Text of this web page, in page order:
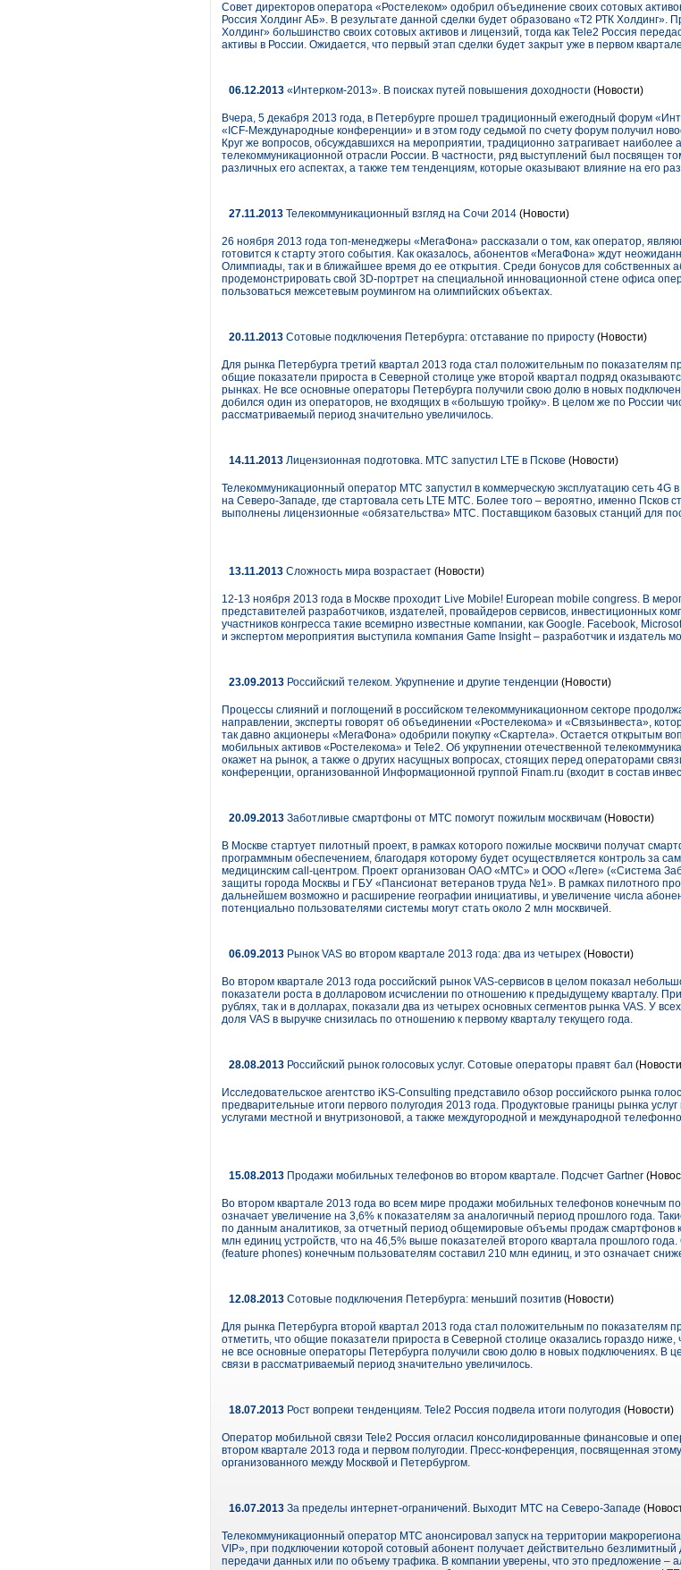
Совет директоров оператора «Ростелеком» одобрил объединение своих сотовых
Россия Холдинг АБ». В результате данной сделки будет образовано «Т2 РТК Холдинг».
Холдинг» большинство своих сотовых активов и лицензий, тогда как Tele2 Россия
активы в России. Ожидается, что первый этап сделки будет закрыт уже в первом
06.12.2013 «Интерком-2013». В поисках путей повышения доходности (Новости)
Вчера, 5 декабря 2013 года, в Петербурге прошел традиционный ежегодный форум
«ICF-Международные конференции» и в этом году седьмой по счету форум получил
Круг же вопросов, обсуждавшихся на мероприятии, традиционно затрагивает
телекоммуникационной отрасли России. В частности, ряд выступлений был посвящен
различных его аспектах, а также тем тенденциям, которые оказывают влияние на его
27.11.2013 Телекоммуникационный взгляд на Сочи 2014 (Новости)
26 ноября 2013 года топ-менеджеры «МегаФона» рассказали о том, как оператор,
готовится к старту этого события. Как оказалось, абонентов «МегаФона» ждут
Олимпиады, так и в ближайшее время до ее открытия. Среди бонусов для собственных
продемонстрировать свой 3D-портрет на специальной инновационной стене офиса
пользоваться межсетевым роумингом на олимпийских объектах.
20.11.2013 Сотовые подключения Петербурга: отставание по приросту (Новости)
Для рынка Петербурга третий квартал 2013 года стал положительным по показателям
общие показатели прироста в Северной столице уже второй квартал подряд
рынках. Не все основные операторы Петербурга получили свою долю в новых
добился один из операторов, не входящих в «большую тройку». В целом же по России
рассматриваемый период значительно увеличилось.
14.11.2013 Лицензионная подготовка. МТС запустил LTE в Пскове (Новости)
Телекоммуникационный оператор МТС запустил в коммерческую эксплуатацию сеть 4G
на Северо-Западе, где стартовала сеть LTE МТС. Более того – вероятно, именно Псков
выполнены лицензионные «обязательства» МТС. Поставщиком базовых станций для
13.11.2013 Сложность мира возрастает (Новости)
12-13 ноября 2013 года в Москве проходит Live Mobile! European mobile congress. В
представителей разработчиков, издателей, провайдеров сервисов, инвестиционных
участников конгресса такие всемирно известные компании, как Google. Facebook,
и экспертом мероприятия выступила компания Game Insight – разработчик и издатель
23.09.2013 Российский телеком. Укрупнение и другие тенденции (Новости)
Процессы слияний и поглощений в российском телекоммуникационном секторе
направлении, эксперты говорят об объединении «Ростелекома» и «Связьинвеста»,
так давно акционеры «МегаФона» одобрили покупку «Скартела». Остается открытым
мобильных активов «Ростелекома» и Tele2. Об укрупнении отечественной
окажет на рынок, а также о других насущных вопросах, стоящих перед операторами
конференции, организованной Информационной группой Finam.ru (входит в состав
20.09.2013 Заботливые смартфоны от МТС помогут пожилым москвичам (Новости)
В Москве стартует пилотный проект, в рамках которого пожилые москвичи получат
программным обеспечением, благодаря которому будет осуществляется контроль за
медицинским call-центром. Проект организован ОАО «МТС» и ООО «Леге» («Система
защиты города Москвы и ГБУ «Пансионат ветеранов труда №1». В рамках пилотного
дальнейшем возможно и расширение географии инициативы, и увеличение числа
потенциально пользователями системы могут стать около 2 млн москвичей.
06.09.2013 Рынок VAS во втором квартале 2013 года: два из четырех (Новости)
Во втором квартале 2013 года российский рынок VAS-сервисов в целом показал
показатели роста в долларовом исчислении по отношению к предыдущему кварталу.
рублях, так и в долларах, показали два из четырех основных сегментов рынка VAS. У
доля VAS в выручке снизилась по отношению к первому кварталу текущего года.
28.08.2013 Российский рынок голосовых услуг. Сотовые операторы правят бал
Исследовательское агентство iKS-Consulting представило обзор российского рынка
предварительные итоги первого полугодия 2013 года. Продуктовые границы рынка
услугами местной и внутризоновой, а также междугородной и международной
15.08.2013 Продажи мобильных телефонов во втором квартале. Подсчет Gartner
Во втором квартале 2013 года во всем мире продажи мобильных телефонов конечным
означает увеличение на 3,6% к показателям за аналогичный период прошлого года.
по данным аналитиков, за отчетный период общемировые объемы продаж смартфонов
млн единиц устройств, что на 46,5% выше показателей второго квартала прошлого
(feature phones) конечным пользователям составил 210 млн единиц, и это означает
12.08.2013 Сотовые подключения Петербурга: меньший позитив (Новости)
Для рынка Петербурга второй квартал 2013 года стал положительным по показателям
отметить, что общие показатели прироста в Северной столице оказались гораздо
не все основные операторы Петербурга получили свою долю в новых подключениях. В
связи в рассматриваемый период значительно увеличилось.
18.07.2013 Рост вопреки тенденциям. Tele2 Россия подвела итоги полугодия (Новости)
Оператор мобильной связи Tele2 Россия огласил консолидированные финансовые и
втором квартале 2013 года и первом полугодии. Пресс-конференция, посвященная
организованного между Москвой и Петербургом.
16.07.2013 За пределы интернет-ограничений. Выходит МТС на Северо-Западе
Телекоммуникационный оператор МТС анонсировал запуск на территории
VIP», при подключении которой сотовый абонент получает действительно безлимитный
передачи данных или по объему трафика. В компании уверены, что это предложение –